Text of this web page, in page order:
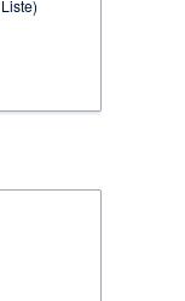
)